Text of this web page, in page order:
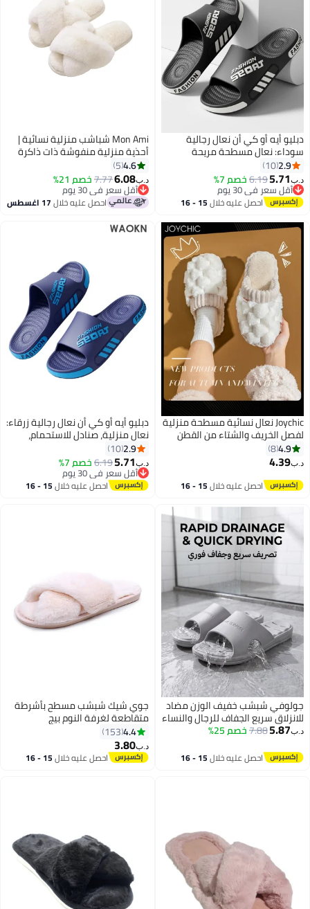
أيه أو كي أن نعال رجالية
نعال مسطحة مريحة
الوزن للمنزل، للاستحمام،
وللاستخدام اليومي.
مفتوحة مانعة للانزلاق،
مطاطي ناعم يضمنان السلامة
يناسب الاستخدام الداخلي
وحتى في الحمامات -
الاستخدامات لجميع احتياجات
اليومية، يجمع بين الراحة
2.9
10
5.71
6.19خصم 7%
أقل سعر في 30 يوم
أقل سعر في 30 يوماحصل عليه خلال 15 - 16
Mon Ami شباشب منزلية نسائية |
أحذية منزلية منفوشة ذات ذاكرة
إسفنجية، ناعمة ودافئة ومفتوحة
عند الأصابع | شباشب مضادة للانزلاق
للنساء والفتيات
4.6
5
6.08
7.77خصم 21%
أقل سعر في 30 يوم
أقل سعر في 30 يوماحصل عليه خلال17 اغسطس
Joychic نعال نسائية مسطحة منزلية
الخريف والشتاء من القطن
مقاومة للرياح قابلة للتنفس
للانزلاق للنساء باللون الأبيض
4.9
8
4.39
احصل عليه خلال 15 - 16
دبليو أيه أو كي أن نعال رجالية زرقاء:
نعال منزلية، صنادل للاستحمام،
وللاستخدام الخارجي على الشاطئ.
نعل سميك وخفيف الوزن يوفر راحة
فائقة. تصميم مانع للانزلاق يضمن
السلامة على الأسطح المبللة.
مثالي للمنزل، للاستحمام، الشاطئ،
2.9
10
5.71
6.19خصم 7%
أقل سعر في 30 يوم
أقل سعر في 30 يوماحصل عليه خلال 15 - 16
شبشب خفيف الوزن مضاد
سريع الجفاف للرجال والنساء
5.87
7.88خصم 25%
احصل عليه خلال 15 - 16
جوي شيك شبشب مسطح بأشرطة
متقاطعة لغرفة النوم بيج
4.4
153
3.80
احصل عليه خلال 15 - 16